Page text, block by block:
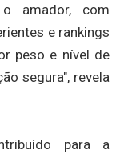
amador, com
e rankings
peso e nível de
segura", revela
para a